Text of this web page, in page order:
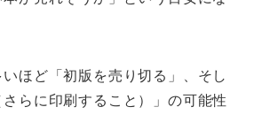
ほど「初版を売り切る」、そし
らに印刷すること）」の可能性